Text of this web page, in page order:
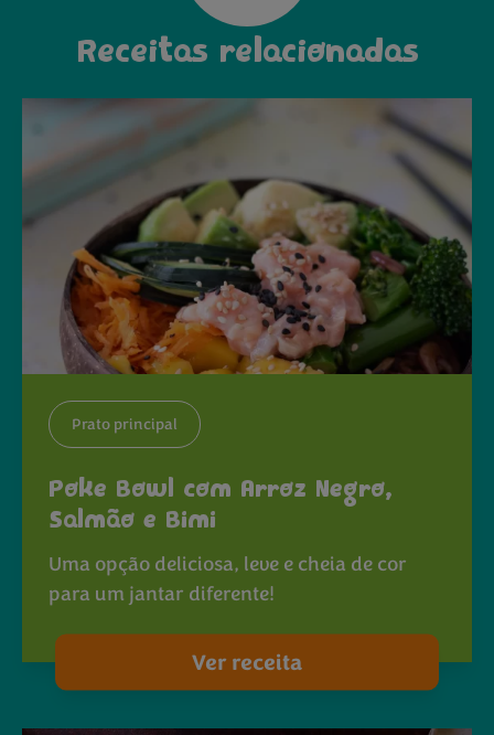
Receitas relacionadas
Prato principal
Poke Bowl com Arroz Negro,
Salmão e Bimi
Uma opção deliciosa, leve e cheia de cor
para um jantar diferente!
Ver receita